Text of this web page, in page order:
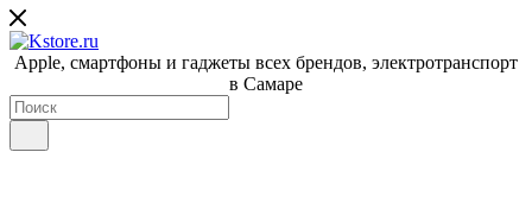
Apple, cмартфоны и гаджеты всех брендов, электротранспорт
в Самаре